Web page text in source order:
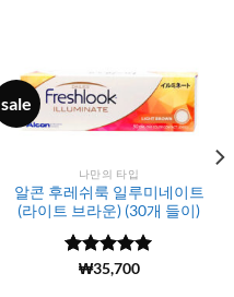
sale
나만의 타입
알콘 후레쉬룩 일루미네이트
(라이트 브라운) (30개 들이)
5 중에서
(814)
₩35,700